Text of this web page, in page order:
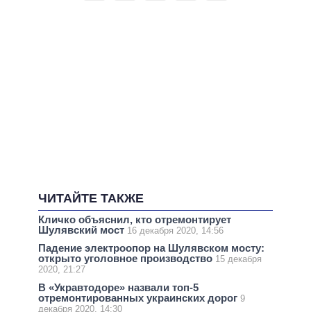
ЧИТАЙТЕ ТАКЖЕ
Кличко объяснил, кто отремонтирует
Шулявский мост 16 декабря 2020, 14:56
Падение электроопор на Шулявском мосту:
открыто уголовное производство 15 декабря
2020, 21:27
В «Укравтодоре» назвали топ-5
отремонтированных украинских дорог 9
декабря 2020, 14:30